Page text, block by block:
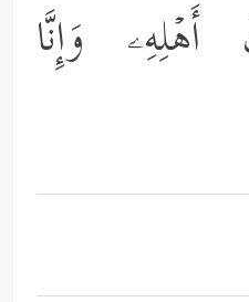
وَإِنَّا